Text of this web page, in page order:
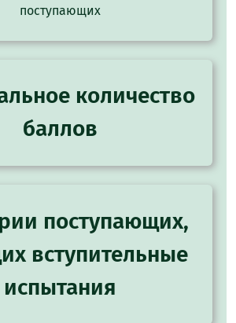
поступающих
количество
баллов
поступающих,
вступительные
испытания